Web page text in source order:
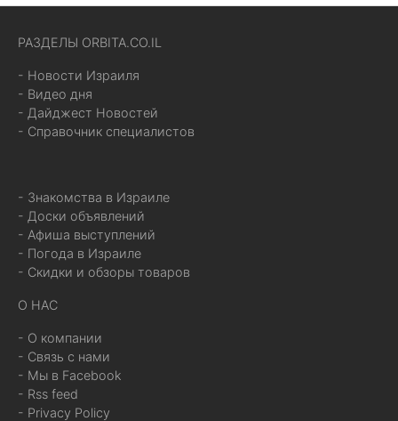
РАЗДЕЛЫ ORBITA.CO.IL
- Новости Израиля
- Видео дня
- Дайджест Новостей
- Справочник специалистов
- Знакомства в Израиле
- Доски объявлений
- Афиша выступлений
- Погода в Израиле
- Скидки и обзоры товаров
О НАС
- О компании
- Связь с нами
- Мы в Facebook
- Rss feed
- Privacy Policy